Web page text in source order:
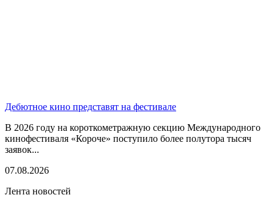
Дебютное кино представят на фестивале
В 2026 году на короткометражную секцию Международного
кинофестиваля «Короче» поступило более полутора тысяч
заявок...
07.08.2026
Лента новостей